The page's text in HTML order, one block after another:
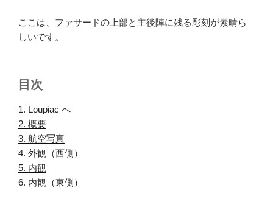
ここは、ファサードの上部と主後陣に残る彫刻が素晴ら
しいです。
目次
1. Loupiac へ
2. 概要
3. 航空写真
4. 外観（西側）
5. 内観
6. 内観（東側）